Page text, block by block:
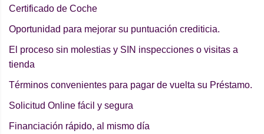
Certificado de Coche
Oportunidad para mejorar su puntuación crediticia.
El proceso sin molestias y SIN inspecciones o visitas a
tienda
Términos convenientes para pagar de vuelta su Préstamo.
Solicitud Online fácil y segura
Financiación rápido, al mismo día